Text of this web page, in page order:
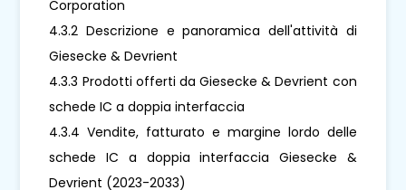
Corporation
4.3.2 Descrizione e panoramica dell'attività di
Giesecke & Devrient
4.3.3 Prodotti offerti da Giesecke & Devrient con
schede IC a doppia interfaccia
4.3.4 Vendite, fatturato e margine lordo delle
schede IC a doppia interfaccia Giesecke &
Devrient (2023-2033)